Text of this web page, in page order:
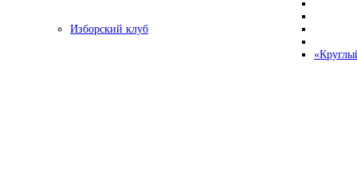
Изборский клуб